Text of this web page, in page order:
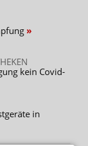
kein Covid-
in